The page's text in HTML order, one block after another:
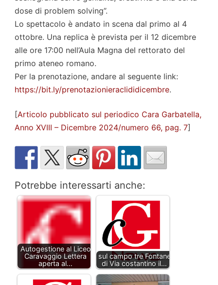
dose di problem solving”.
Lo spettacolo è andato in scena dal primo al 4
ottobre. Una replica è prevista per il 12 dicembre
alle ore 17:00 nell’Aula Magna del rettorato del
primo ateneo romano.
Per la prenotazione, andare al seguente link:
https://bit.ly/prenotazionieraclididicembre.
[Articolo pubblicato sul periodico Cara Garbatella,
Anno XVIII – Dicembre 2024/numero 66, pag. 7]
Potrebbe interessarti anche:
Autogestione al Liceo
Caravaggio Lettera
aperta al…
sul campo tre Fontane
di Via costantino il…